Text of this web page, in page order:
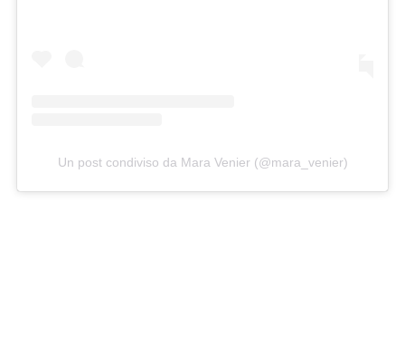
Un post condiviso da Mara Venier (@mara_venier)